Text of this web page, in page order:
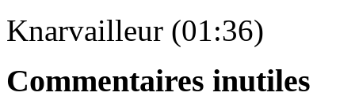
Knarvailleur (01:36)
Commentaires inutiles